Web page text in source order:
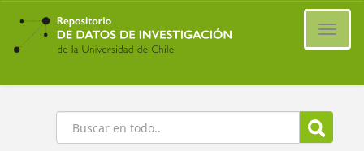
Ir
contenido
principal
Buscar